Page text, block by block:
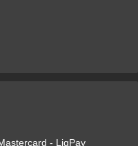
- LiqPay